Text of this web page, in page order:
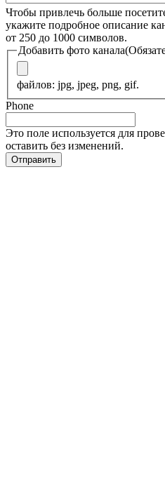
Чтобы привлечь больше
укажите подробное описание
от 250 до 1000 символов.
Добавить фото канала
файлов: jpg, jpeg, png, gif.
Phone
Это поле используется для
оставить без изменений.